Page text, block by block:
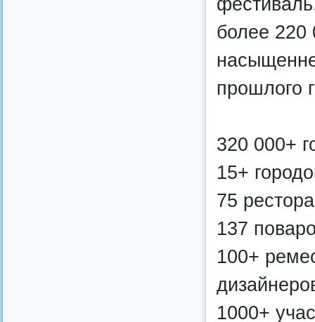
более 220
прошлого
320 000+
15+
75
137
100+
1000+